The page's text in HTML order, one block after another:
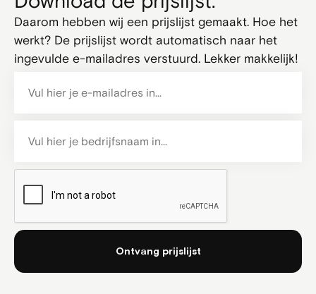
Daarom hebben wij een prijslijst gemaakt. Hoe het
werkt? De prijslijst wordt automatisch naar het
ingevulde e-mailadres verstuurd. Lekker makkelijk!